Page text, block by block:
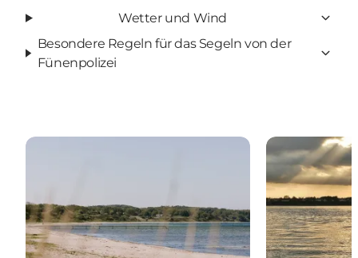
Wetter und Wind
Besondere Regeln für das Segeln von der
Fünenpolizei
Strände in der Kommune Middelfart Angelspots